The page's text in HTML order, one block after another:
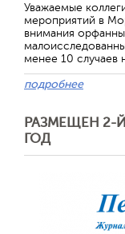
Уважаемые
мероприятий в
внимания
менее 10 случаев
подробнее
РАЗМЕЩЕН 2-
ГОД